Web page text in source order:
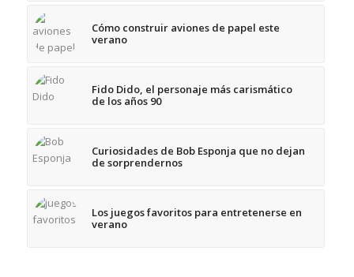
Cómo construir aviones de papel este
verano
Fido Dido, el personaje más carismático
de los años 90
Curiosidades de Bob Esponja que no dejan
de sorprendernos
Los juegos favoritos para entretenerse en
verano